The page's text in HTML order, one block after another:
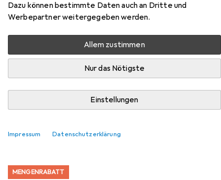
Dazu können bestimmte Daten auch an Dritte und
Werbepartner weitergegeben werden.
Allem zustimmen
Nur das Nötigste
Einstellungen
Impressum Datenschutzerklärung
Hier findest du passendes Zubehör zum Produkt
den Kategorien Möbelgleiter + Schutzpuffer und
Relevanz
Produktliste
MENGENRABATT